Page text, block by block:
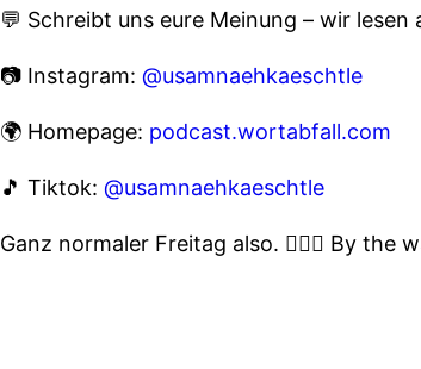
💬 Schreibt uns eure Meinung – wir lesen
📷 Instagram: @usamnaehkaeschtle
🌍 Homepage: podcast.wortabfall.com
🎵 Tiktok: @usamnaehkaeschtle
Ganz normaler Freitag also. 🤷🏽‍♀️ By the